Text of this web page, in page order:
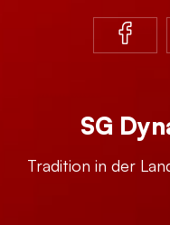
SG
Tradition in der